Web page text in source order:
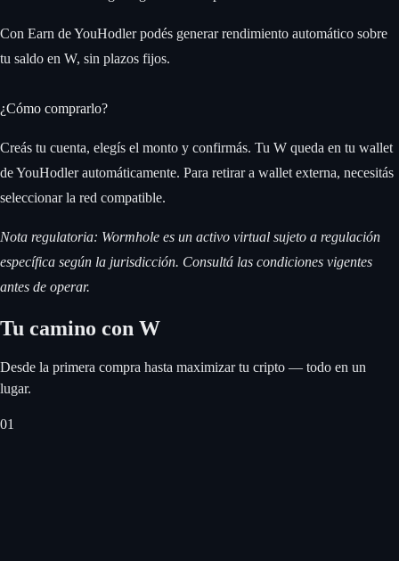
Con Earn de YouHodler podés generar rendimiento automático sobre
tu saldo en W, sin plazos fijos.
¿Cómo comprarlo?
Creás tu cuenta, elegís el monto y confirmás. Tu W queda en tu wallet
de YouHodler automáticamente. Para retirar a wallet externa, necesitás
seleccionar la red compatible.
Nota regulatoria: Wormhole es un activo virtual sujeto a regulación
específica según la jurisdicción. Consultá las condiciones vigentes
antes de operar.
Tu camino con W
Desde la primera compra hasta maximizar tu cripto — todo en un
lugar.
01